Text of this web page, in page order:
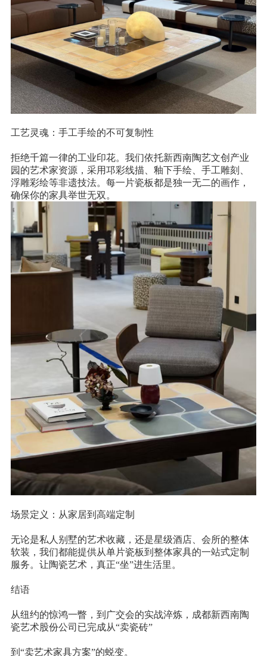
工艺灵魂：手工手绘的不可复制性
拒绝千篇一律的工业印花。我们依托新西南陶艺文创产业
园的艺术家资源，采用邛彩线描、釉下手绘、手工雕刻、
浮雕彩绘等非遗技法。每一片瓷板都是独一无二的画作，
确保你的家具举世无双。
场景定义：从家居到高端定制
无论是私人别墅的艺术收藏，还是星级酒店、会所的整体
软装，我们都能提供从单片瓷板到整体家具的一站式定制
服务。让陶瓷艺术，真正“坐”进生活里。
结语
从纽约的惊鸿一瞥，到广交会的实战淬炼，成都新西南陶
瓷艺术股份公司已完成从“卖瓷砖”
到 “卖艺术家具方案”的蜕变。